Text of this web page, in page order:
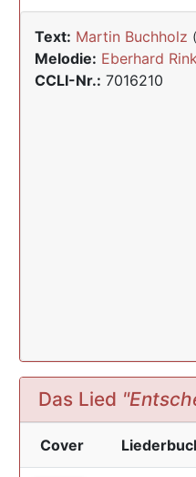
Text: Martin Buchholz
Melodie: Eberhard
CCLI-Nr.: 7016210
Das Lied
Cover